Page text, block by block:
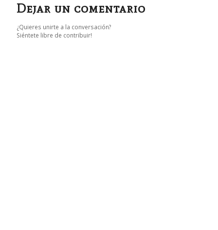
Dejar un comentario
¿Quieres unirte a la conversación?
Siéntete libre de contribuir!